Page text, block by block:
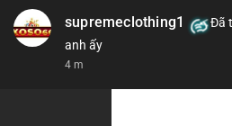
supremeclothing1
Đã
anh ấy
4 m